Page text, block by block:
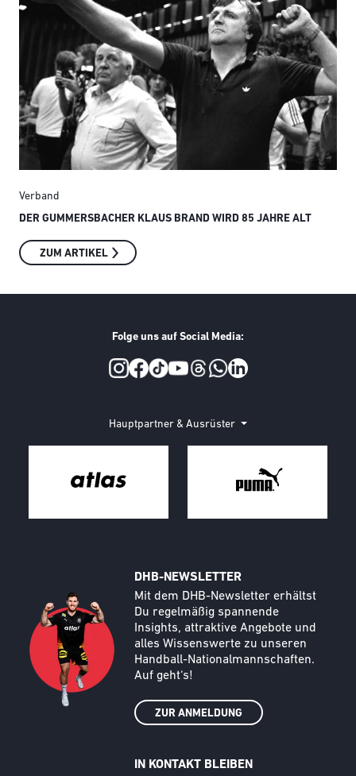
Verband
DER GUMMERSBACHER KLAUS BRAND WIRD 85 JAHRE ALT
ZUM ARTIKEL
Folge uns auf Social Media:
Hauptpartner & Ausrüster
DHB-NEWSLETTER
Text
Mit dem DHB-Newsletter erhältst
Du regelmäßig spannende
Insights, attraktive Angebote und
alles Wissenswerte zu unseren
Handball-Nationalmannschaften.
Auf geht‘s!
ZUR ANMELDUNG
IN KONTAKT BLEIBEN